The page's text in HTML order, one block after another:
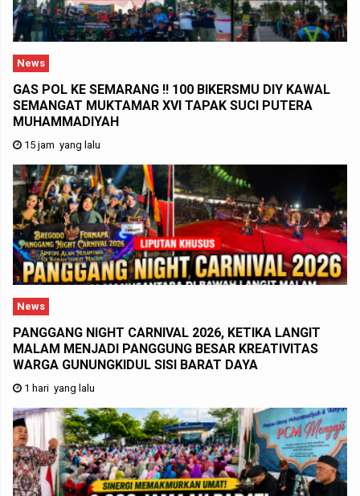
News
GAS POL KE SEMARANG !! 100 BIKERSMU DIY KAWAL
SEMANGAT MUKTAMAR XVI TAPAK SUCI PUTERA
MUHAMMADIYAH
15 jam yang lalu
News
PANGGANG NIGHT CARNIVAL 2026, KETIKA LANGIT
MALAM MENJADI PANGGUNG BESAR KREATIVITAS
WARGA GUNUNGKIDUL SISI BARAT DAYA
1 hari yang lalu